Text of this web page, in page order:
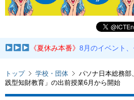
《夏休み本番》8月のイベント
トップ 学校・団体
パソナ日本総務部
践型知財教育」の出前授業6月から開始